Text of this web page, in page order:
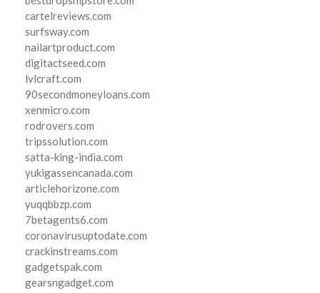
cartelreviews.com
surfsway.com
nailartproduct.com
digitactseed.com
lvlcraft.com
90secondmoneyloans.com
xenmicro.com
rodrovers.com
tripssolution.com
satta-king-india.com
yukigassencanada.com
articlehorizone.com
yuqqbbzp.com
7betagents6.com
coronavirusuptodate.com
crackinstreams.com
gadgetspak.com
gearsngadget.com